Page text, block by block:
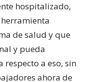
hospitalizado,
de salud y que
y pueda
a eso, sin
ahora de